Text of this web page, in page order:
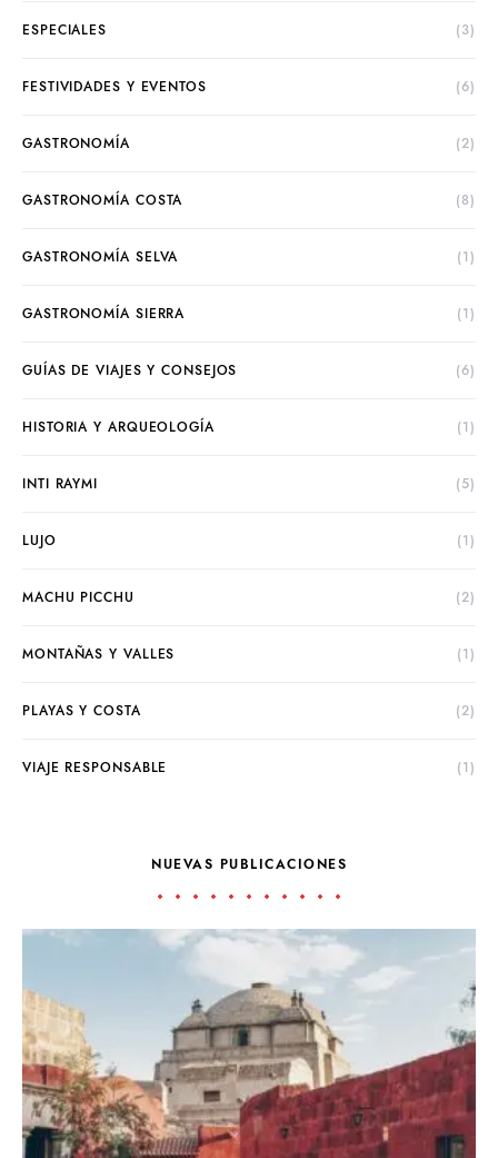
ESPECIALES (3)
FESTIVIDADES Y EVENTOS (6)
GASTRONOMÍA (2)
GASTRONOMÍA COSTA (8)
GASTRONOMÍA SELVA (1)
GASTRONOMÍA SIERRA (1)
GUÍAS DE VIAJES Y CONSEJOS (6)
HISTORIA Y ARQUEOLOGÍA (1)
INTI RAYMI (5)
LUJO (1)
MACHU PICCHU (2)
MONTAÑAS Y VALLES (1)
PLAYAS Y COSTA (2)
VIAJE RESPONSABLE (1)
NUEVAS PUBLICACIONES